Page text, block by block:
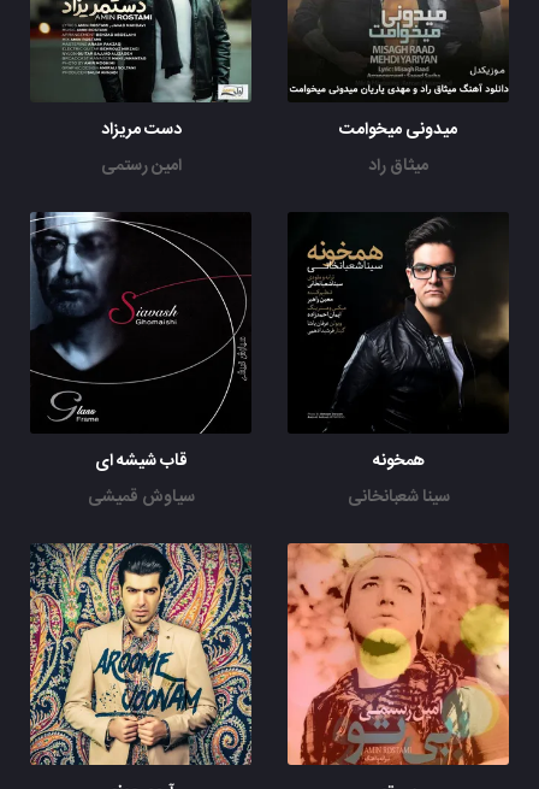
میدونی میخوامت
میثاق راد
دست مریزاد
امین رستمی
همخونه
سینا شعبانخانی
قاب شیشه ای
سیاوش قمیشی